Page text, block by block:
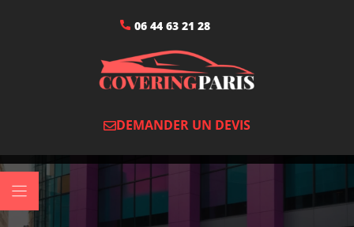
06 44 63 21 28
DEMANDER UN DEVIS